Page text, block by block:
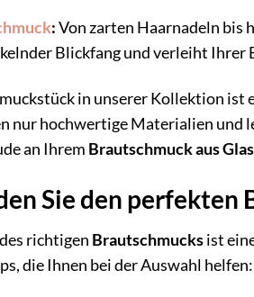
:Von zarten Haarnadeln bis
Blickfang und verleiht
in unserer Kollektion
nur hochwertige Materialien und
an Ihrem Brautschmuck aus
Sie den perfekten
richtigen Brautschmucksist
die Ihnen bei der Auswahl helfen: